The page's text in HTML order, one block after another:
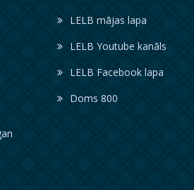
LELB mājas lapa
LELB Youtube kanāls
LELB Facebook lapa
Doms 800